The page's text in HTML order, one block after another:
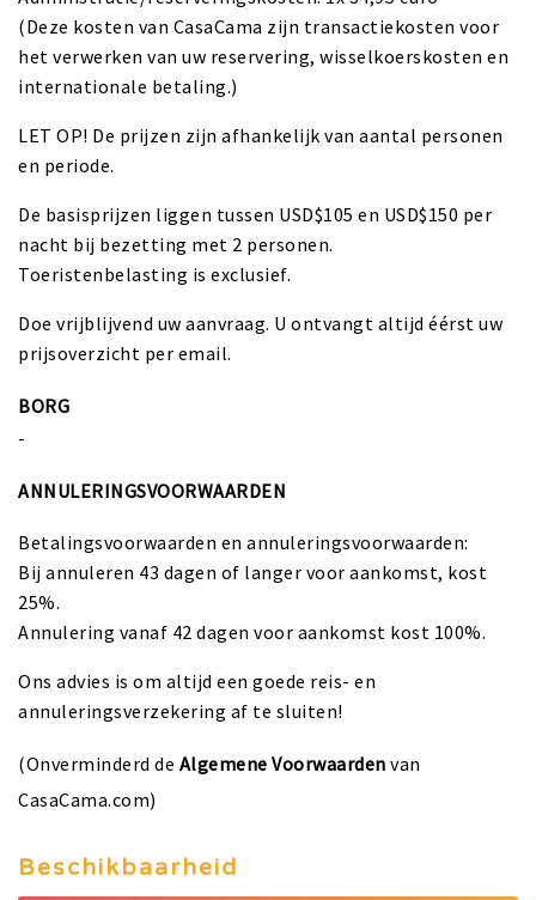
(Deze kosten van CasaCama zijn transactiekosten voor
het verwerken van uw reservering, wisselkoerskosten en
internationale betaling.)
LET OP! De prijzen zijn afhankelijk van aantal personen
en periode.
De basisprijzen liggen tussen USD$105 en USD$150 per
nacht bij bezetting met 2 personen.
Toeristenbelasting is exclusief.
Doe vrijblijvend uw aanvraag. U ontvangt altijd éérst uw
prijsoverzicht per email.
BORG
-
ANNULERINGSVOORWAARDEN
Betalingsvoorwaarden en annuleringsvoorwaarden:
Bij annuleren 43 dagen of langer voor aankomst, kost
25%.
Annulering vanaf 42 dagen voor aankomst kost 100%.
Ons advies is om altijd een goede reis- en
annuleringsverzekering af te sluiten!
(Onverminderd de Algemene Voorwaarden van
CasaCama.com)
Beschikbaarheid